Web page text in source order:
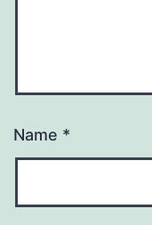
Name *